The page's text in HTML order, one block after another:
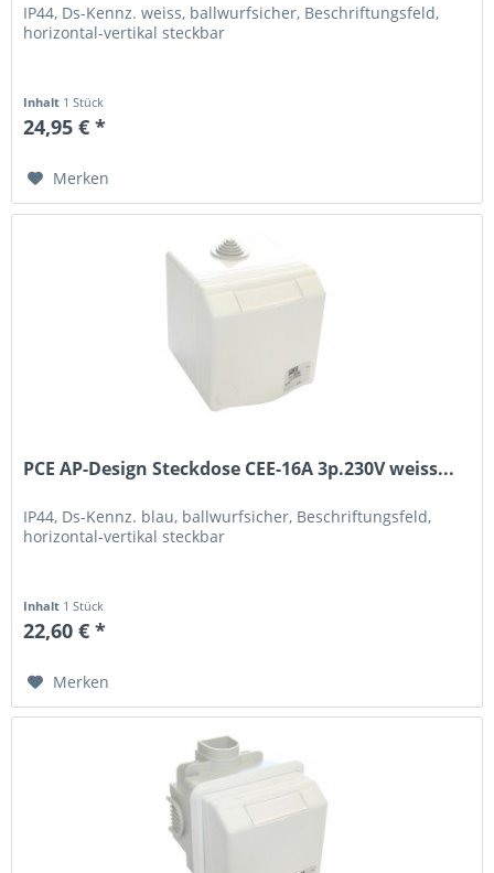
IP44, Ds-Kennz. weiss, ballwurfsicher, Beschriftungsfeld,
horizontal-vertikal steckbar
Inhalt 1 Stück
24,95 € *
Merken
PCE AP-Design Steckdose CEE-16A 3p.230V weiss...
IP44, Ds-Kennz. blau, ballwurfsicher, Beschriftungsfeld,
horizontal-vertikal steckbar
Inhalt 1 Stück
22,60 € *
Merken